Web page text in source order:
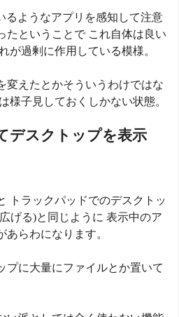
るようなアプリを感知して注意
たということで これ自体は良い
が過剰に作用している模様。
変えたとかそういうわけではな
様子見しておくしかない状態。
デスクトップを表示
トラックパッドでのデスクトッ
げる)と同じように 表示中のア
らわになります。
プに大量にファイルとか置いて